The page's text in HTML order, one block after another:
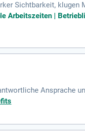
Sichtbarkeit, klugen
Recruiting im
Arbeitszeiten |
Ansprache
von